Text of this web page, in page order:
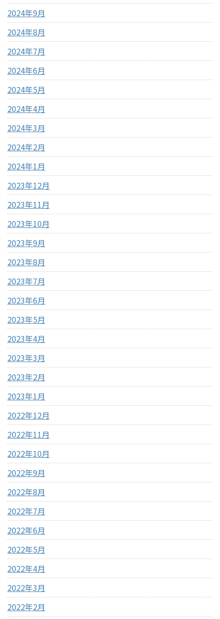
2024年9月
2024年8月
2024年7月
2024年6月
2024年5月
2024年4月
2024年3月
2024年2月
2024年1月
2023年12月
2023年11月
2023年10月
2023年9月
2023年8月
2023年7月
2023年6月
2023年5月
2023年4月
2023年3月
2023年2月
2023年1月
2022年12月
2022年11月
2022年10月
2022年9月
2022年8月
2022年7月
2022年6月
2022年5月
2022年4月
2022年3月
2022年2月